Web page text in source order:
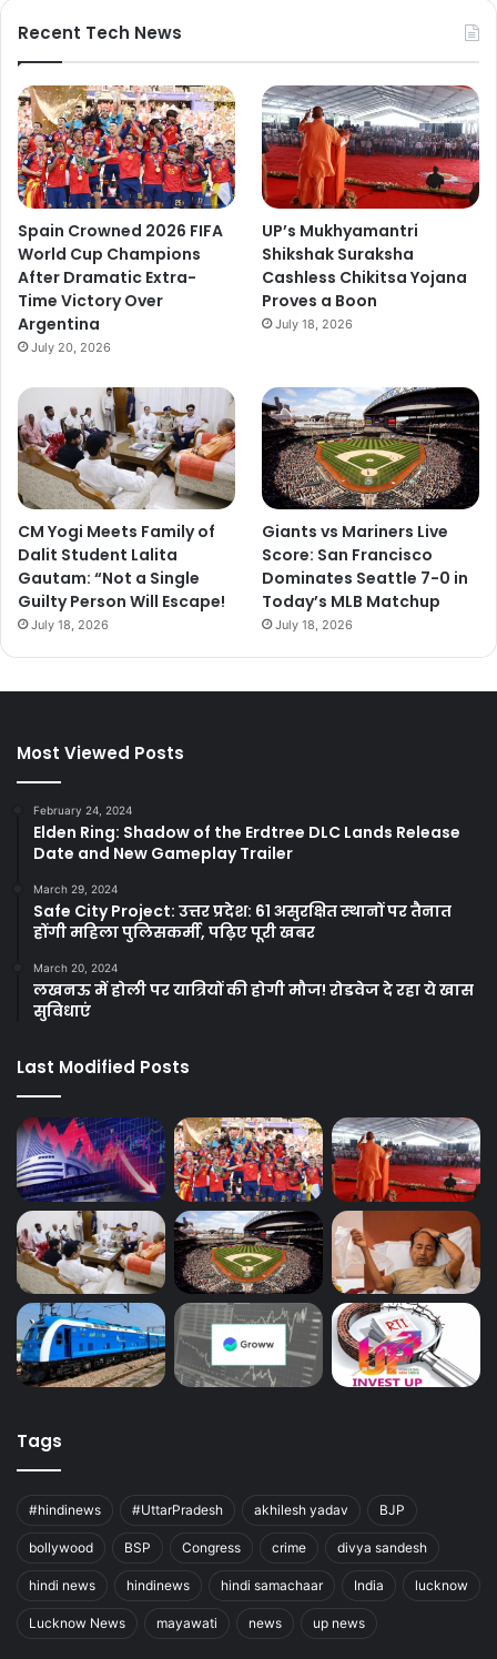
Recent Tech News
Spain Crowned 2026 FIFA
World Cup Champions
After Dramatic Extra-
Time Victory Over
Argentina
July 20, 2026
UP’s Mukhyamantri
Shikshak Suraksha
Cashless Chikitsa Yojana
Proves a Boon
July 18, 2026
CM Yogi Meets Family of
Dalit Student Lalita
Gautam: “Not a Single
Guilty Person Will Escape!
July 18, 2026
Giants vs Mariners Live
Score: San Francisco
Dominates Seattle 7-0 in
Today’s MLB Matchup
July 18, 2026
Most Viewed Posts
February 24, 2024
Elden Ring: Shadow of the Erdtree DLC Lands Release
Date and New Gameplay Trailer
March 29, 2024
Safe City Project: उत्तर प्रदेश: 61 असुरक्षित स्थानों पर तैनात
होंगी महिला पुलिसकर्मी, पढ़िए पूरी खबर
March 20, 2024
लखनऊ में होली पर यात्रियों की होगी मौज! रोडवेज दे रहा ये खास
सुविधाएं
Last Modified Posts
Tags
#hindinews #UttarPradesh akhilesh yadav BJP
bollywood BSP Congress crime divya sandesh
hindi news hindinews hindi samachaar India lucknow
Lucknow News mayawati news up news